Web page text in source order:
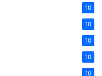
10
10
10
10
10